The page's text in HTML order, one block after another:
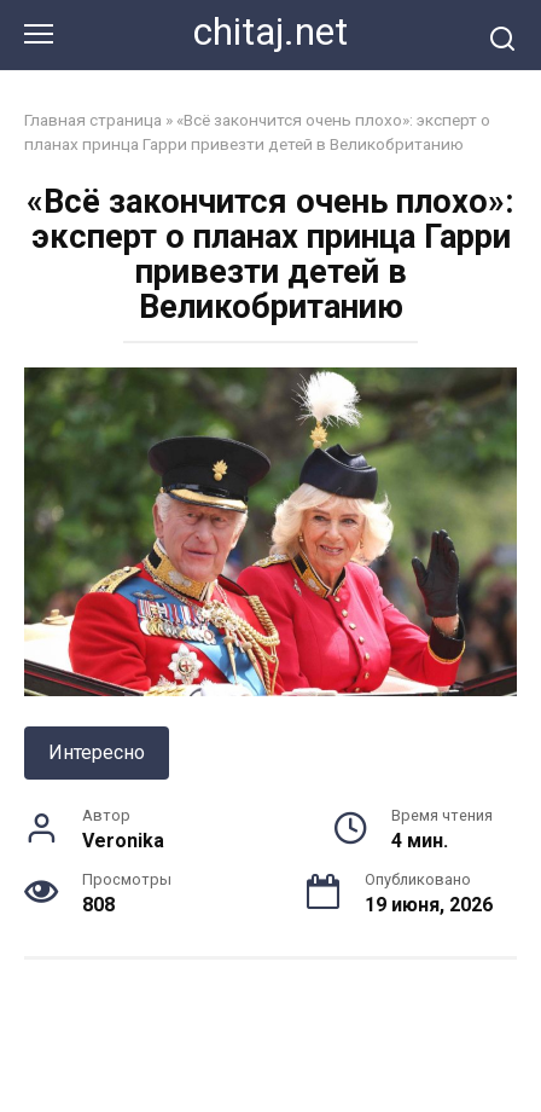
контенту
chitaj.net
Главная страница » «Всё закончится очень плохо»: эксперт о
планах принца Гарри привезти детей в Великобританию
«Всё закончится очень плохо»:
эксперт о планах принца Гарри
привезти детей в
Великобританию
Интересно
Автор
Veronika
Время чтения
4 мин.
Просмотры
808
Опубликовано
19 июня, 2026